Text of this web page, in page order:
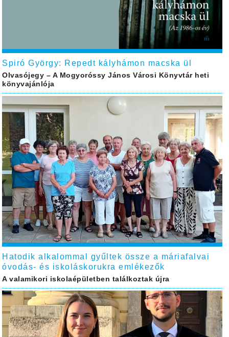
Spiró György: Repedt kályhámon macska ül
Olvasójegy – A Mogyoróssy János Városi Könyvtár heti
könyvajánlója
Hatodik alkalommal gyűltek össze a máriafalvai
óvodás- és iskoláskorukra emlékezők
A valamikori iskolaépületben találkoztak újra